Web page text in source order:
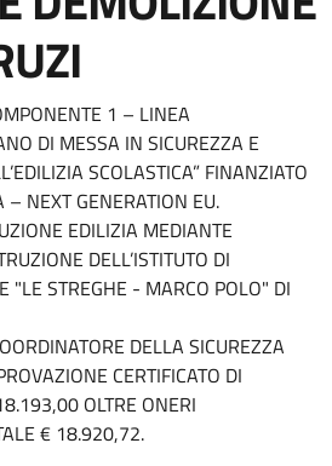
1 – LINEA
DI MESSA IN SICUREZZA E
SCOLASTICA” FINANZIATO
– NEXT GENERATION EU.
EDILIZIA MEDIANTE
DELL’ISTITUTO DI
"LE STREGHE - MARCO POLO" DI
DELLA SICUREZZA
CERTIFICATO DI
OLTRE ONERI
€ 18.920,72.